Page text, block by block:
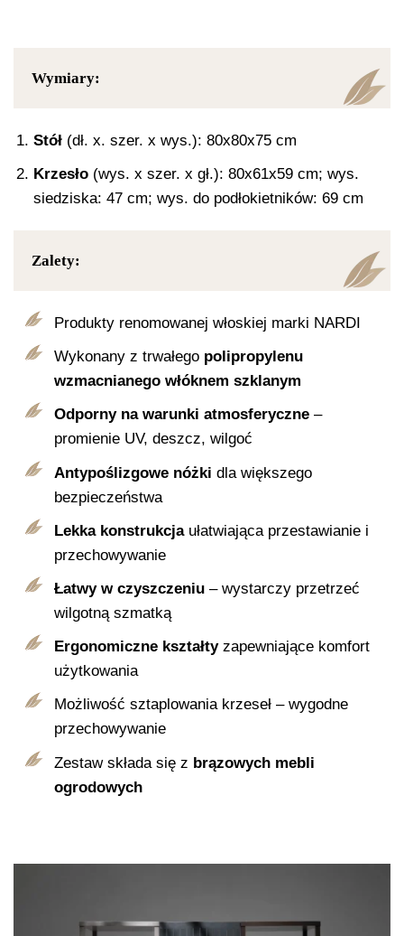
Wymiary:
Stół (dł. x. szer. x wys.): 80x80x75 cm
Krzesło (wys. x szer. x gł.): 80x61x59 cm; wys.
siedziska: 47 cm; wys. do podłokietników: 69 cm
Zalety:
Produkty renomowanej włoskiej marki NARDI
Wykonany z trwałego polipropylenu
wzmacnianego włóknem szklanym
Odporny na warunki atmosferyczne –
promienie UV, deszcz, wilgoć
Antypoślizgowe nóżki dla większego
bezpieczeństwa
Lekka konstrukcjaułatwiająca przestawianie i
przechowywanie
Łatwy w czyszczeniu – wystarczy przetrzeć
wilgotną szmatką
Ergonomiczne kształtyzapewniające komfort
użytkowania
Możliwość sztaplowania krzeseł – wygodne
przechowywanie
Zestaw składa się z brązowych mebli
ogrodowych